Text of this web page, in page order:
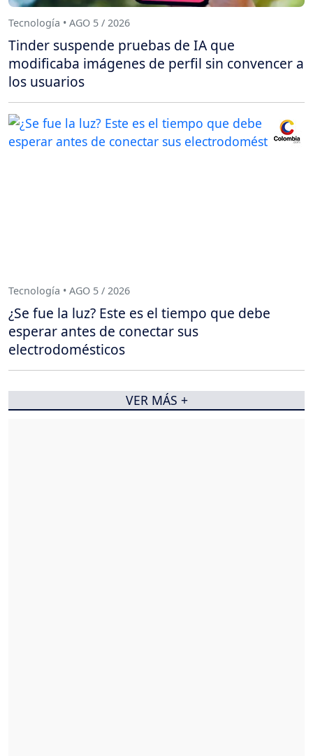
Tecnología • AGO 5 / 2026
Tinder suspende pruebas de IA que
modificaba imágenes de perfil sin convencer a
los usuarios
Tecnología • AGO 5 / 2026
¿Se fue la luz? Este es el tiempo que debe
esperar antes de conectar sus
electrodomésticos
VER MÁS +